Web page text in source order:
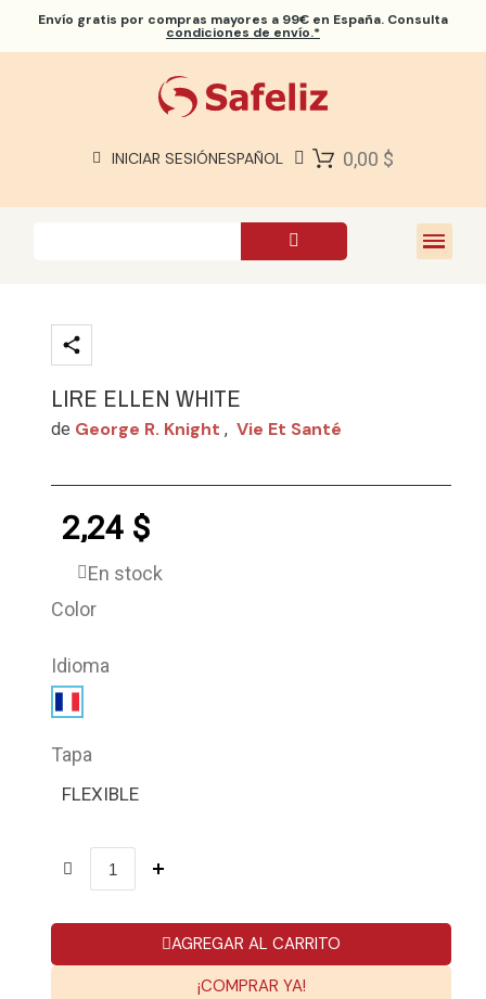
Envío gratis por compras mayores a 99€ en España. Consulta
condiciones de envío.*
INICIAR SESIÓNESPAÑOL 0,00 $
LIRE ELLEN WHITE
de George R. Knight , Vie Et Santé
2,24 $
En stock
Color
Idioma
Tapa
FLEXIBLE
AGREGAR AL CARRITO
¡COMPRAR YA!